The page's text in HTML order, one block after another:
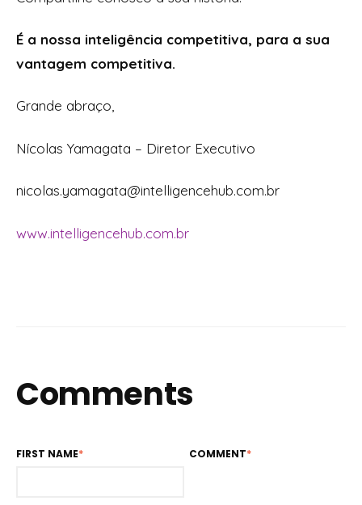
É a nossa inteligência competitiva, para a sua
vantagem competitiva.
Grande abraço,
Nícolas Yamagata – Diretor Executivo
nicolas.yamagata@intelligencehub.com.br
www.intelligencehub.com.br
Comments
FIRST NAME* COMMENT*